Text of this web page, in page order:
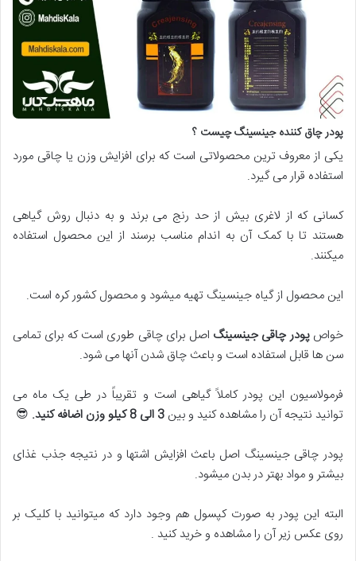
پودر چاق کننده جینسینگ چیست ؟
یکی از معروف ترین محصولاتی است که برای افزایش وزن یا چاقی مورد
استفاده قرار می گیرد.
کسانی که از لاغری بیش از حد رنج می برند و به دنبال روش گیاهی
هستند تا با کمک آن به اندام مناسب برسند از این محصول استفاده
میکنند.
این محصول از گیاه جینسینگ تهیه میشود و محصول کشور کره است.
خواصپودر چاقی جینسینگ اصل برای چاقی طوری است که برای تمامی
سن ها قابل استفاده است و باعث چاق شدن آنها می شود.
فرمولاسیون این پودر کاملاً گیاهی است و تقریباً در طی یک ماه می
توانید نتیجه آن را مشاهده کنید و بین 3 الی 8 کیلو وزن اضافه کنید.
😎
پودر چاقی جینسینگ اصل باعث افزایش اشتها و در نتیجه جذب غذای
بیشتر و مواد بهتر در بدن میشود.
البته این پودر به صورت کپسول هم وجود دارد که میتوانید با کلیک بر
روی عکس زیر آن را مشاهده و خرید کنید .